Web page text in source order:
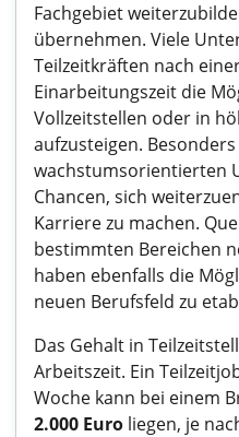
Fachgebiet
übernehmen. Viele
Teilzeitkräften nach
Einarbeitungszeit die
Vollzeitstellen oder in
aufzusteigen.
wachstumsorientierten
Chancen, sich
Karriere zu machen.
bestimmten Bereichen
haben ebenfalls die
neuen Berufsfeld zu
Das Gehalt in
Arbeitszeit. Ein
Woche kann bei einem
2.000 Euro liegen, je